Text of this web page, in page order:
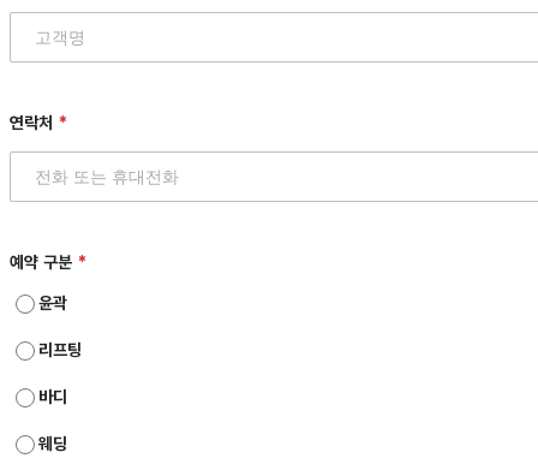
연락처
예약 구분
윤곽
리프팅
바디
웨딩